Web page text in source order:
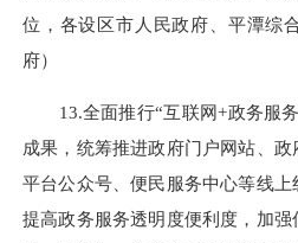
位，各设区市人民政府、平潭综
府）
13.全面推行“互联网+政务服务
成果，统筹推进政府门户网站、
平台公众号、便民服务中心等线上
提高政务服务透明度便利度，加